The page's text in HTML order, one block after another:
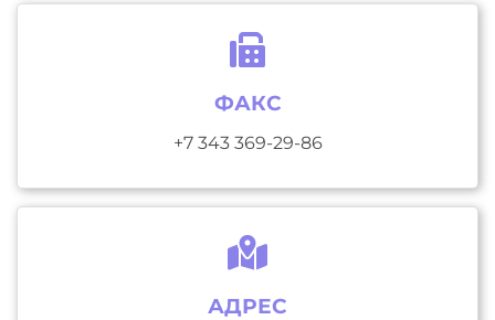
ФАКС
+7 343 369-29-86
АДРЕС